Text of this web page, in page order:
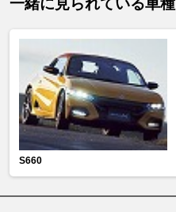
一緒に見られている車種
S660